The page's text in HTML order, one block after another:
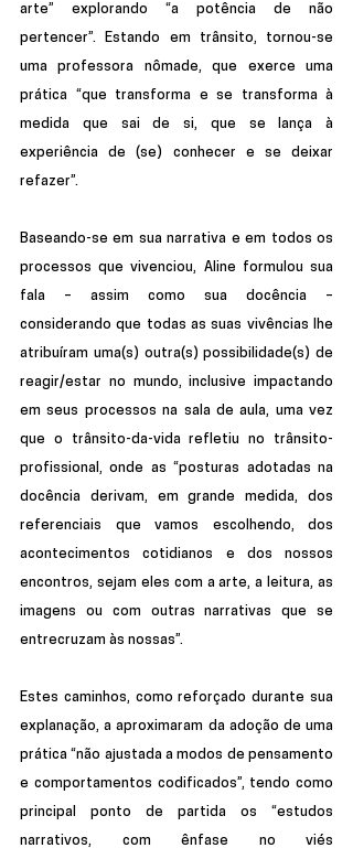
arte” explorando “a potência de não
pertencer”. Estando em trânsito, tornou-se
uma professora nômade, que exerce uma
prática “que transforma e se transforma à
medida que sai de si, que se lança à
experiência de (se) conhecer e se deixar
refazer”.
Baseando-se em sua narrativa e em todos os
processos que vivenciou, Aline formulou sua
fala – assim como sua docência –
considerando que todas as suas vivências lhe
atribuíram uma(s) outra(s) possibilidade(s) de
reagir/estar no mundo, inclusive impactando
em seus processos na sala de aula, uma vez
que o trânsito-da-vida refletiu no trânsito-
profissional, onde as “posturas adotadas na
docência derivam, em grande medida, dos
referenciais que vamos escolhendo, dos
acontecimentos cotidianos e dos nossos
encontros, sejam eles com a arte, a leitura, as
imagens ou com outras narrativas que se
entrecruzam às nossas”.
Estes caminhos, como reforçado durante sua
explanação, a aproximaram da adoção de uma
prática “não ajustada a modos de pensamento
e comportamentos codificados”, tendo como
principal ponto de partida os “estudos
narrativos, com ênfase no viés